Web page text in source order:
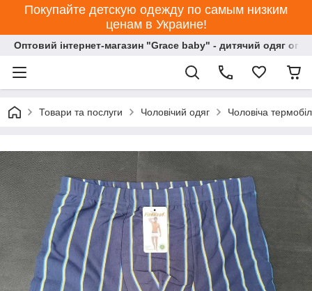
Покупайте детскую одежду по самым низким
ценам в Украине!
Оптовий інтернет-магазин "Grace baby" - дитячий одяг
Товари та послуги Чоловічий одяг Чоловіча